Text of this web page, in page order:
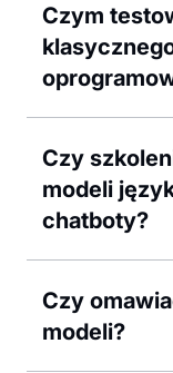
Czym
Czy
modeli
chatboty?
Czy
modeli?